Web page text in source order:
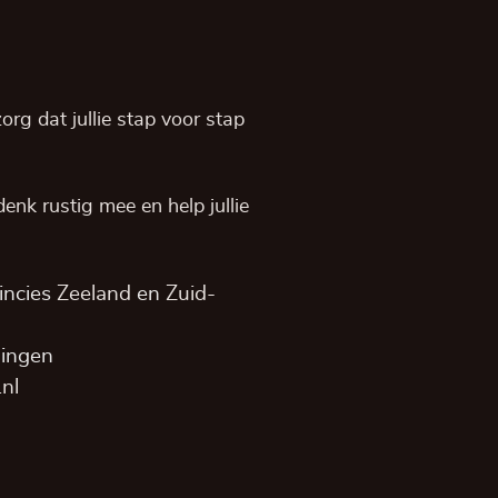
dat jullie stap voor stap
rustig mee en help jullie
Zeeland en Zuid-